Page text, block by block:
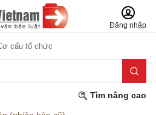
Đăng nhập
cấu tổ chức
Tìm nâng cao